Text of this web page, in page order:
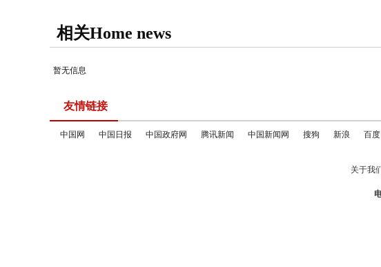
相关Home news
暂无信息
友情链接
中国网 中国日报 中国政府网 腾讯新闻 中国新闻网 搜狗 新浪 百度
关于我